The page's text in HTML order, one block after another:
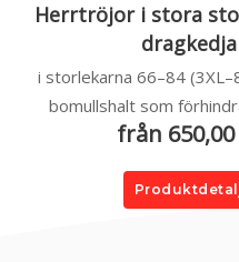
Herrtröjor i stora
dragkedja
i storlekarna 66–84
bomullshalt som
från